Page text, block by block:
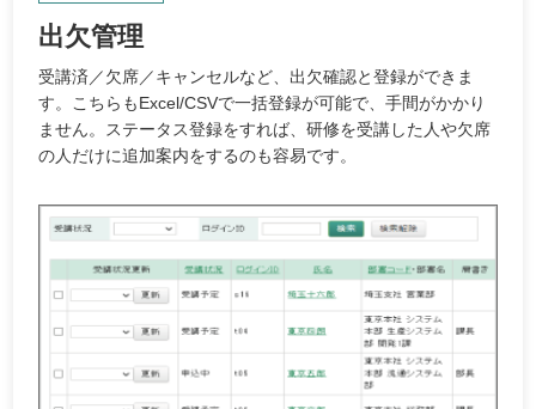
出欠管理
受講済／欠席／キャンセルなど、出欠確認と登録ができま
す。こちらもExcel/CSVで一括登録が可能で、手間がかかり
ません。ステータス登録をすれば、研修を受講した人や欠席
の人だけに追加案内をするのも容易です。